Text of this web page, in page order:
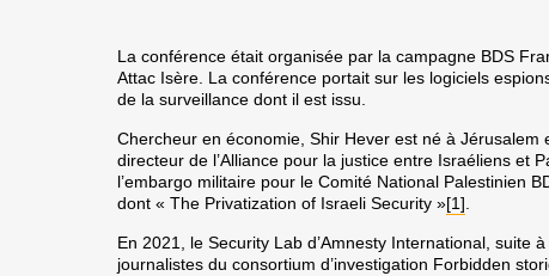
La conférence était organisée par la campagne BDS
Attac Isère. La conférence portait sur les logiciels
de la surveillance dont il est issu.
Chercheur en économie, Shir Hever est né à Jérusalem
directeur de l’Alliance pour la justice entre Israéliens et
l’embargo militaire pour le Comité National Palestinien
dont « The Privatization of Israeli Security »[1]
En 2021, le Security Lab d’Amnesty International, suite
journalistes du consortium d’investigation Forbidden